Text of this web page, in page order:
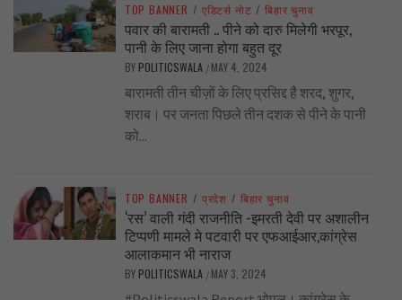
TOP BANNER / एडिटर्स नोट / बिहार चुनाव
पवार की बारामती .. पीने को दारु मिलेगी भरपूर,
पानी के लिए जाना होगा बहुत दूर
BY POLITICSWALA / MAY 4, 2024
बारामती तीन चीज़ों के लिए प्रसिद्द है शरद, शुगर,
शराब। पर जनता पिछले तीन दशक से पीने के पानी
को...
TOP BANNER / प्रदेश / बिहार चुनाव
‘रस’ वाली गंदी राजनीति -इमरती देवी पर अशालीन
टिप्पणी मामले मे पटवारी पर एफआईआर,कांग्रेस
आलाकमान भी नाराज
BY POLITICSWALA / MAY 3, 2024